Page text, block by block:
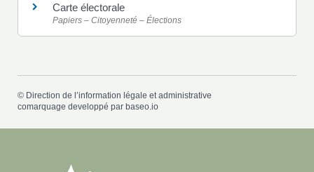
Carte électorale
Papiers – Citoyenneté – Élections
© Direction de l’information légale et administrative
comarquage developpé par baseo.io